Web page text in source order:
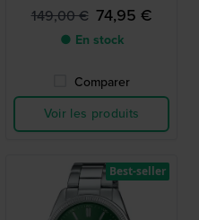
149,00 € 74,95 €
● En stock
Comparer
Voir les produits
Best-seller